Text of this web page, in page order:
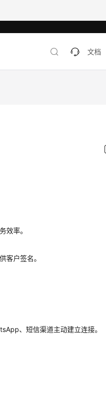
文档
效率。
客户签名。
、短信渠道主动建立连接。